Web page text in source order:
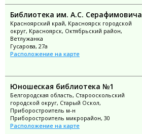
Библиотека им. А.С. Серафимовича
Красноярский край, Красноярск городской
округ, Красноярск, Октябрьский район,
Ветлужанка
Гусарова, 27а
Расположение на карте
Юношеская библиотека №1
Белгородская область, Старооскольский
городской округ, Старый Оскол,
Приборостроитель м-н
Приборостроитель микрорайон, 30
Расположение на карте